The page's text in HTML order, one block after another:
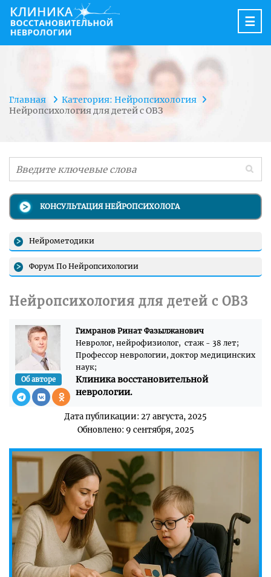
☰
Главная
Категория: Нейропсихология
Нейропсихология для детей с ОВЗ
Нейропсихология для детей с ОВЗ
Гимранов Ринат Фазылжанович
Невролог, нейрофизиолог, стаж - 38 лет;
Профессор неврологии, доктор медицинских
наук;
Клиника восстановительной
неврологии.
Об авторе
Дата публикации: 27 августа, 2025
Обновлено: 9 сентября, 2025
КОНСУЛЬТАЦИЯ НЕЙРОПСИХОЛОГА
Нейрометодики
Форум По Нейропсихологии